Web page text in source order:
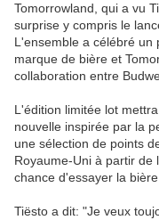
Tomorrowland, qui a vu
surprise y compris le
L'ensemble a célébré un
marque de bière et
collaboration entre
L'édition limitée lot
nouvelle inspirée par la
une sélection de points
Royaume-Uni à partir de
chance d'essayer la
Tiësto a dit: "Je veux